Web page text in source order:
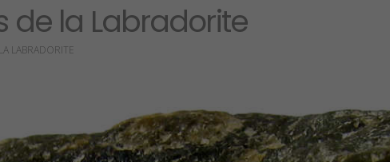
de la Labradorite
LABRADORITE